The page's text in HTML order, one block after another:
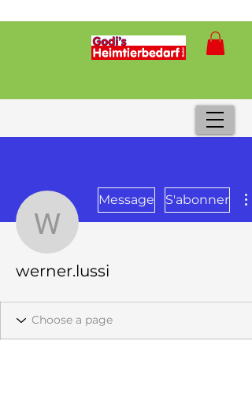
werner.lussi
Message S'abonner
werner.lussi